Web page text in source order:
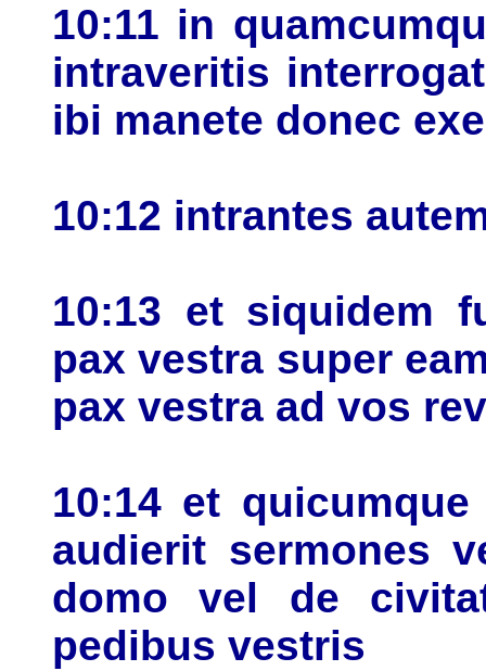
10:11 in
intraveritis
ibi manete donec
10:12 intrantes
10:13 et siquidem
pax vestra super
pax vestra ad vos
10:14 et
audierit sermones
domo vel de
pedibus vestris